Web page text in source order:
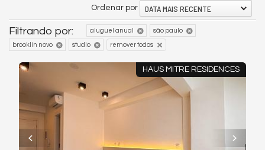
Ordenar por DATA MAIS RECENTE
Filtrando por: aluguel anual são paulo
brooklin novo studio remover todos
HAUS MITRE RESIDENCES